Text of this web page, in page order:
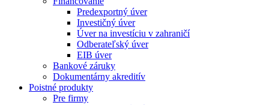
Predexportný úver
Investičný úver
Úver na investíciu v zahraničí
Odberateľský úver
EIB úver
Bankové záruky
Dokumentárny akreditív
Poistné produkty
Pre firmy